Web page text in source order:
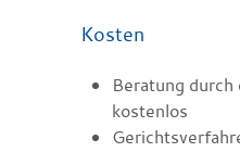
Kosten
Beratung durch
kostenlos